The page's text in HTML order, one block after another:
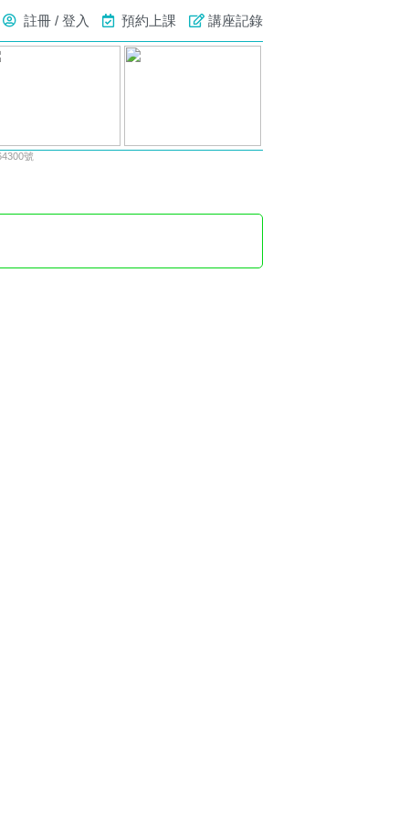
註冊 / 登入 預約上課 講座記錄
號